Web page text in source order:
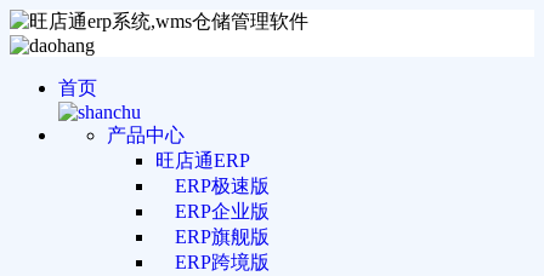
首页
产品中心
旺店通ERP
ERP极速版
ERP企业版
ERP旗舰版
ERP跨境版